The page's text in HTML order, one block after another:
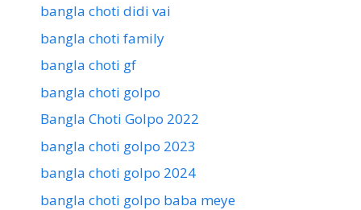
bangla choti didi vai
bangla choti family
bangla choti gf
bangla choti golpo
Bangla Choti Golpo 2022
bangla choti golpo 2023
bangla choti golpo 2024
bangla choti golpo baba meye